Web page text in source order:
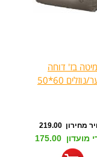
מיטה בז' דוחה
60*50
מחירון 219.00
175.00